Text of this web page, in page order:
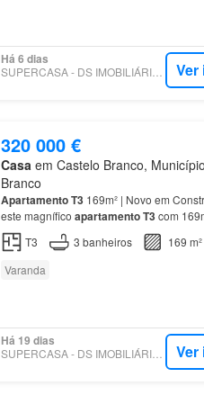
Há 6 dias
SUPERCASA - DS IMOBILIÁRIA - CASTELO BRANCO Ver
320 000 €
Casa em Castelo Branco,
Branco
ApartamentoT3169m² | Novo em
este magnífico apartamentoT3com
dacidade de Branco, junto a
T3 3 banheiros
169 m²
Varanda
Há 19 dias
SUPERCASA - DS IMOBILIÁRIA - CASTELO BRANCO Ver